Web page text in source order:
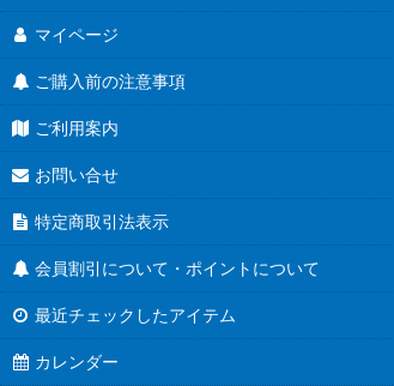
マイページ
ご購入前の注意事項
ご利用案内
お問い合せ
特定商取引法表示
会員割引について・ポイントについて
最近チェックしたアイテム
カレンダー